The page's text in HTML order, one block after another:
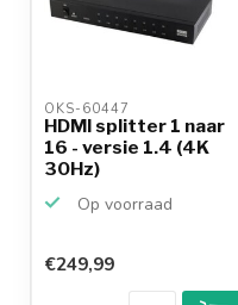
OKS-60447
HDMI splitter 1 naar
16 - versie 1.4 (4K
30Hz)
Op voorraad
€249,99